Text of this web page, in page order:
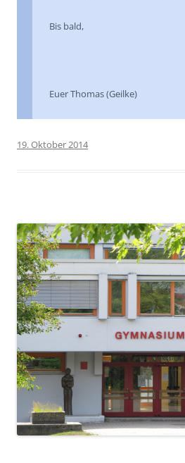
Bis bald,
Euer Thomas (Geilke)
19. Oktober 2014